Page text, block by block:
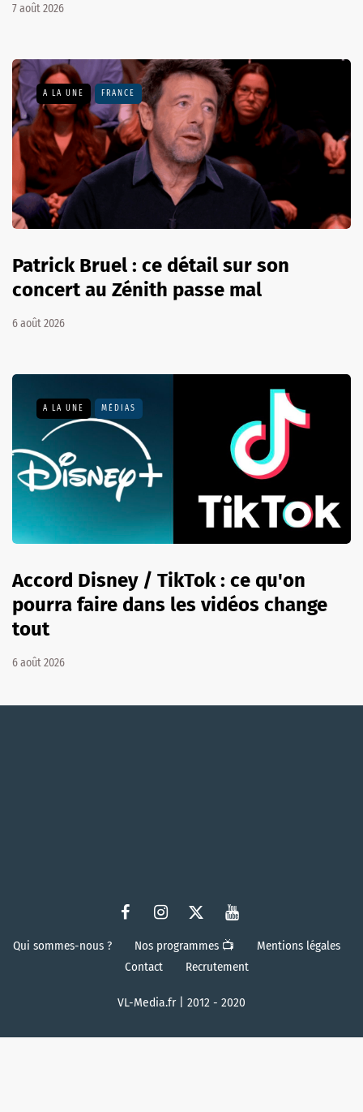
7 août 2026
A LA UNE FRANCE
Patrick Bruel : ce détail sur son
concert au Zénith passe mal
6 août 2026
A LA UNE MÉDIAS
Accord Disney / TikTok : ce qu'on
pourra faire dans les vidéos change
tout
6 août 2026
Qui sommes-nous ? Nos programmes 📺
Mentions légales
Contact
Recrutement
VL-Media.fr | 2012 - 2020